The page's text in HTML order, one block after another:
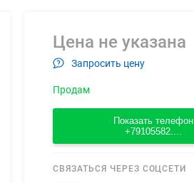
Цена не указана
Запросить цену
Продам
Показать телефон
+79105582....
СВЯЗАТЬСЯ ЧЕРЕЗ СОЦСЕТИ